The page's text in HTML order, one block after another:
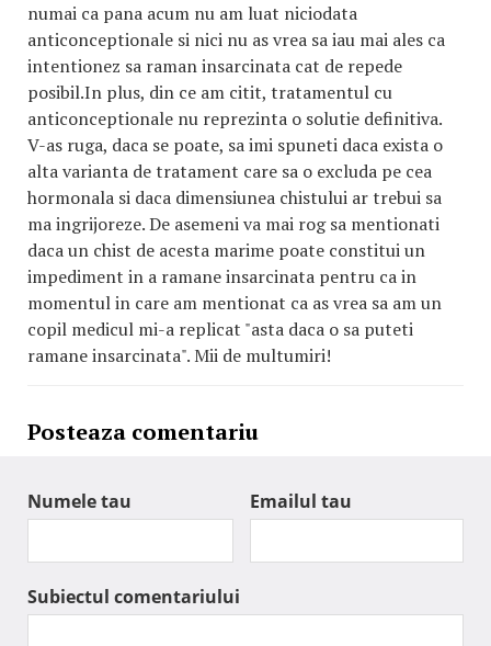
numai ca pana acum nu am luat niciodata
anticonceptionale si nici nu as vrea sa iau mai ales ca
intentionez sa raman insarcinata cat de repede
posibil.In plus, din ce am citit, tratamentul cu
anticonceptionale nu reprezinta o solutie definitiva.
V-as ruga, daca se poate, sa imi spuneti daca exista o
alta varianta de tratament care sa o excluda pe cea
hormonala si daca dimensiunea chistului ar trebui sa
ma ingrijoreze. De asemeni va mai rog sa mentionati
daca un chist de acesta marime poate constitui un
impediment in a ramane insarcinata pentru ca in
momentul in care am mentionat ca as vrea sa am un
copil medicul mi-a replicat "asta daca o sa puteti
ramane insarcinata". Mii de multumiri!
Posteaza comentariu
Numele tau Emailul tau
Subiectul comentariului